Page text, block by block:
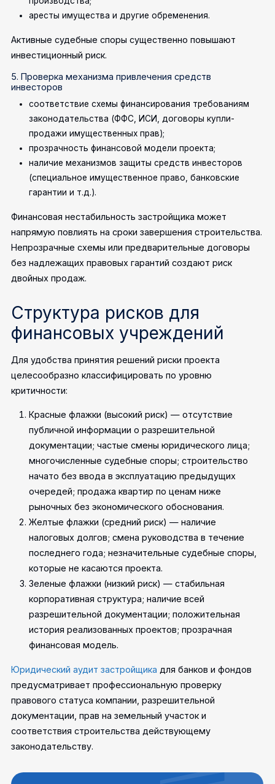
аресты имущества и другие обременения.
Активные судебные споры существенно повышают
инвестиционный риск.
5. Проверка механизма привлечения средств
инвесторов
соответствие схемы финансирования требованиям
законодательства (ФФС, ИСИ, договоры купли-
продажи имущественных прав);
прозрачность финансовой модели проекта;
наличие механизмов защиты средств инвесторов
(специальное имущественное право, банковские
гарантии и т.д.).
Финансовая нестабильность застройщика может
напрямую повлиять на сроки завершения строительства.
Непрозрачные схемы или предварительные договоры
без надлежащих правовых гарантий создают риск
двойных продаж.
Структура рисков для
финансовых учреждений
Для удобства принятия решений риски проекта
целесообразно классифицировать по уровню
критичности:
Красные флажки (высокий риск) — отсутствие
публичной информации о разрешительной
документации; частые смены юридического лица;
многочисленные судебные споры; строительство
начато без ввода в эксплуатацию предыдущих
очередей; продажа квартир по ценам ниже
рыночных без экономического обоснования.
Желтые флажки (средний риск) — наличие
налоговых долгов; смена руководства в течение
последнего года; незначительные судебные споры,
которые не касаются проекта.
Зеленые флажки (низкий риск) — стабильная
корпоративная структура; наличие всей
разрешительной документации; положительная
история реализованных проектов; прозрачная
финансовая модель.
Юридический аудит застройщика для банков и фондов
предусматривает профессиональную проверку
правового статуса компании, разрешительной
документации, прав на земельный участок и
соответствия строительства действующему
законодательству.